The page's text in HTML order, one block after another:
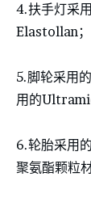
4.扶手灯采
Elastollan；
5.脚轮采用
用的
6.轮胎采用
聚氨酯颗粒